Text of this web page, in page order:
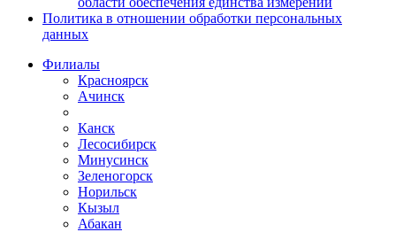
Политика в отношении обработки персональных
данных
Филиалы
Красноярск
Ачинск
Канск
Лесосибирск
Минусинск
Зеленогорск
Норильск
Кызыл
Абакан